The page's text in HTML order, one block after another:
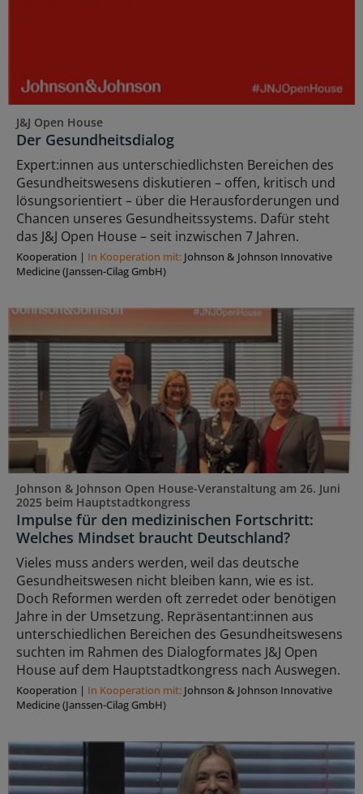
J&J Open House
Der Gesundheitsdialog
Expert:innen aus unterschiedlichsten Bereichen des
Gesundheitswesens diskutieren – offen, kritisch und
lösungsorientiert – über die Herausforderungen und
Chancen unseres Gesundheitssystems. Dafür steht
das J&J Open House – seit inzwischen 7 Jahren.
Kooperation | In Kooperation mit: Johnson & Johnson Innovative
Medicine (Janssen-Cilag GmbH)
Johnson & Johnson Open House-Veranstaltung am 26. Juni
2025 beim Hauptstadtkongress
Impulse für den medizinischen Fortschritt:
Welches Mindset braucht Deutschland?
Vieles muss anders werden, weil das deutsche
Gesundheitswesen nicht bleiben kann, wie es ist.
Doch Reformen werden oft zerredet oder benötigen
Jahre in der Umsetzung. Repräsentant:innen aus
unterschiedlichen Bereichen des Gesundheitswesens
suchten im Rahmen des Dialogformates J&J Open
House auf dem Hauptstadtkongress nach Auswegen.
Kooperation | In Kooperation mit: Johnson & Johnson Innovative
Medicine (Janssen-Cilag GmbH)